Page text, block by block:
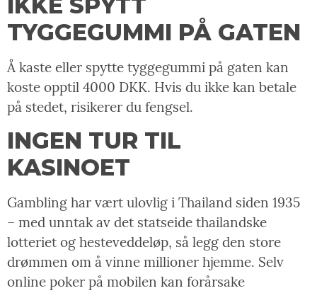
IKKE SPYTT
TYGGEGUMMI PÅ GATEN
Å kaste eller spytte tyggegummi på gaten kan
koste opptil 4000 DKK. Hvis du ikke kan betale
på stedet, risikerer du fengsel.
INGEN TUR TIL
KASINOET
Gambling har vært ulovlig i Thailand siden 1935
– med unntak av det statseide thailandske
lotteriet og hesteveddeløp, så legg den store
drømmen om å vinne millioner hjemme. Selv
online poker på mobilen kan forårsake